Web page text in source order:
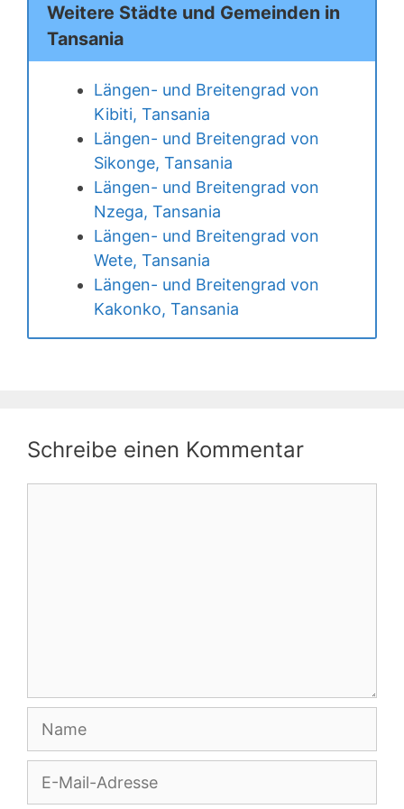
Weitere Städte und Gemeinden in
Tansania
Längen- und Breitengrad von
Kibiti, Tansania
Längen- und Breitengrad von
Sikonge, Tansania
Längen- und Breitengrad von
Nzega, Tansania
Längen- und Breitengrad von
Wete, Tansania
Längen- und Breitengrad von
Kakonko, Tansania
Schreibe einen Kommentar